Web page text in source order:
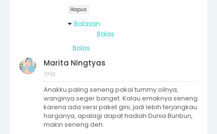
Hapus
Balasan
Balas
Balas
Marita Ningtyas
17:10
Anakku paling seneng pakai tummy oilnya,
wanginya seger banget. Kalau emaknya seneng
karena ada versi paket gini, jadi lebih terjangkau
harganya, apalagi dapat hadiah Dunia Bunbun,
makin seneng deh.